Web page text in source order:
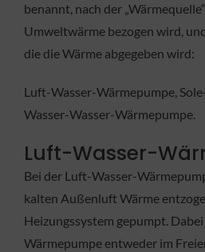
benannt, nach der
Umweltwärme bezogen wird,
die die Wärme abgegeben wird:
Luft-Wasser-Wärmepumpe,
Wasser-Wasser-Wärmepumpe.
Luft-Wasser-
Bei der Luft-Wasser-
kalten Außenluft Wärme
Heizungssystem gepumpt.
Wärmepumpe entweder im